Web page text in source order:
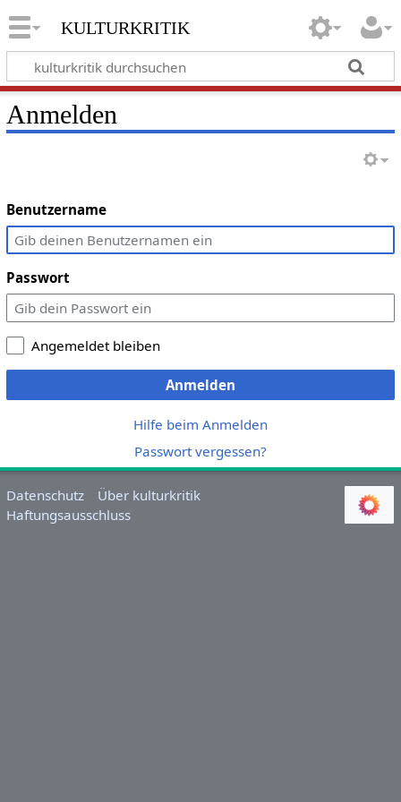
kulturkritik
Anmelden
Benutzername
Passwort
Angemeldet bleiben
Anmelden
Hilfe beim Anmelden
Passwort vergessen?
Datenschutz
Über kulturkritik
Haftungsausschluss